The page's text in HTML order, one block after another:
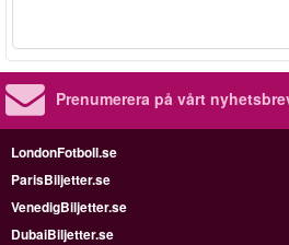
Prenumerera på vårt
LondonFotboll.se
ParisBiljetter.se
VenedigBiljetter.se
DubaiBiljetter.se